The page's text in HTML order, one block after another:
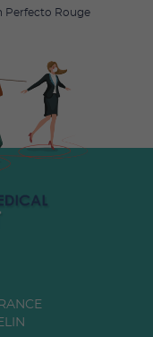
Perfecto Rouge